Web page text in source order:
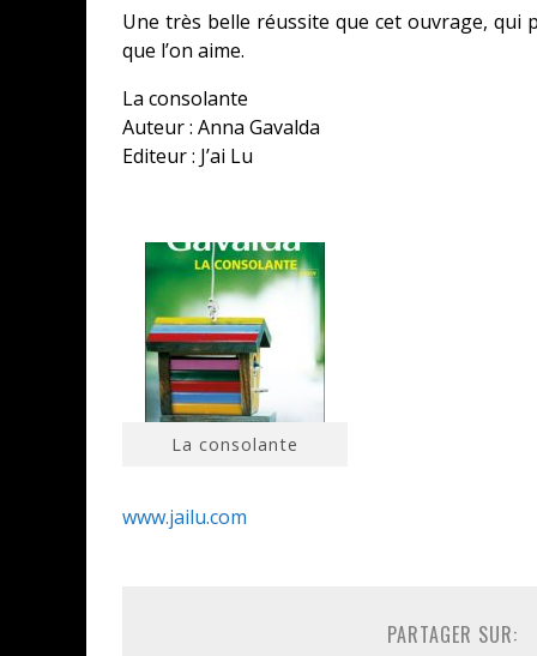
Une très belle réussite que cet ouvrage, qui
que l’on aime.
La consolante
Auteur : Anna Gavalda
Editeur : J’ai Lu
La consolante
www.jailu.com
PARTAGER SUR: